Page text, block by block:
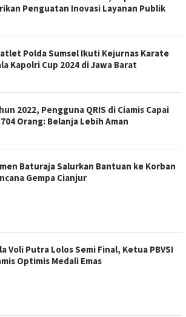
Penguatan Inovasi Layanan Publik
atlet Polda Sumsel Ikuti Kejurnas Karate
Kapolri Cup 2024 di Jawa Barat
2022, Pengguna QRIS di Ciamis Capai
Orang: Belanja Lebih Aman
Baturaja Salurkan Bantuan ke Korban
Gempa Cianjur
Voli Putra Lolos Semi Final, Ketua PBVSI
Optimis Medali Emas